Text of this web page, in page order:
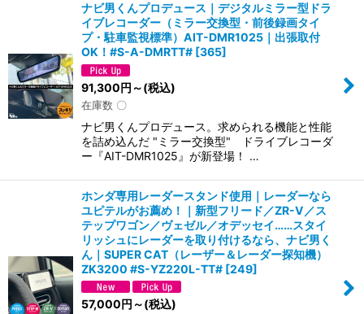
ナビ男くんプロデュース｜デジタルミラー型ドラ
イブレコーダー（ミラー交換型・前後録画タイ
プ・駐車監視標準）AIT-DMR1025｜出張取付
OK！#S-A-DMRTT# [365]
91,300円 ～(税込)
在庫数 〇
ナビ男くんプロデュース。求められる機能と性能
を詰め込んだ "ミラー交換型" ドライブレコーダ
ー『AIT-DMR1025』が新登場！ …
ホンダ専用レーダースタンド使用｜レーダーなら
ユピテルがお薦め！｜新型フリード／ZR-V／ス
テップワゴン／ヴェゼル／オデッセイ……スタイ
リッシュにレーダーを取り付けるなら、ナビ男く
ん｜SUPER CAT（レーザー＆レーダー探知機）
ZK3200 #S-YZ220L-TT# [249]
57,000円 ～(税込)